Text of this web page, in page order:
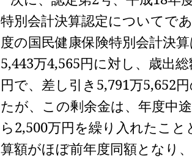
特別会計決算認定についてで
度の国民健康保険特別会計決
5,443万4,565円に対し、歳出
円で、差し引き 5,791万5,652
たが、この剰余金は、年度中
ら2,500万円を繰り入れたこと
算額がほぼ前年度同額となり